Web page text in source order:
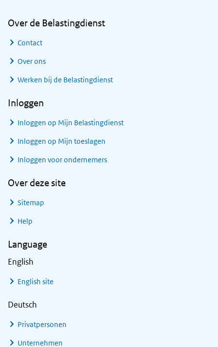
Over de Belastingdienst
Contact
Over ons
Werken bij de Belastingdienst
Inloggen
Inloggen op Mijn Belastingdienst
Inloggen op Mijn toeslagen
Inloggen voor ondernemers
Over deze site
Sitemap
Help
Language
English
English site
Deutsch
Privatpersonen
Unternehmen